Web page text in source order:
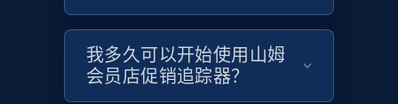
specified keywords
URL, Product id, Title, Product description,
Rating, Reviews count, Initial price, Discount,
我多久可以开始使用山姆
会员店促销追踪器？